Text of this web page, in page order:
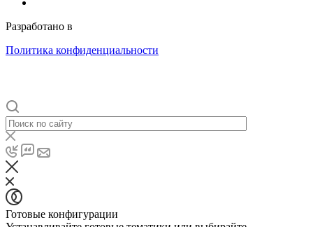
Разработано в
Политика конфиденциальности
Готовые конфигурации